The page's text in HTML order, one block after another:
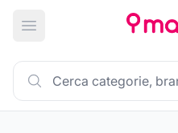
Apri menu principale